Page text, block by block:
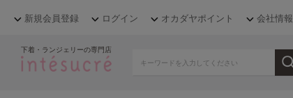
新規会員登録 ログイン オカダヤポイント 会社情報
下着・ランジェリーの専門店